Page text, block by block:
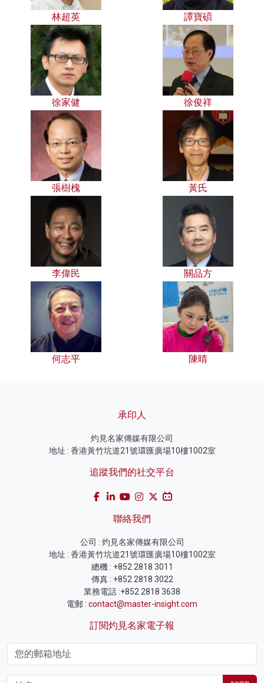
林超英 譚寶碩
徐家健 徐俊祥
張樹槐 黃氏
李偉民 關品方
何志平 陳晴
承印人
灼見名家傳媒有限公司
地址 : 香港黃竹坑道21號環匯廣場10樓1002室
追蹤我們的社交平台
聯絡我們
公司 : 灼見名家傳媒有限公司
地址 : 香港黃竹坑道21號環匯廣場10樓1002室
總機 : +852 2818 3011
傳真 : +852 2818 3022
業務電話 :+852 2818 3638
電郵 : contact@master-insight.com
訂閱灼見名家電子報